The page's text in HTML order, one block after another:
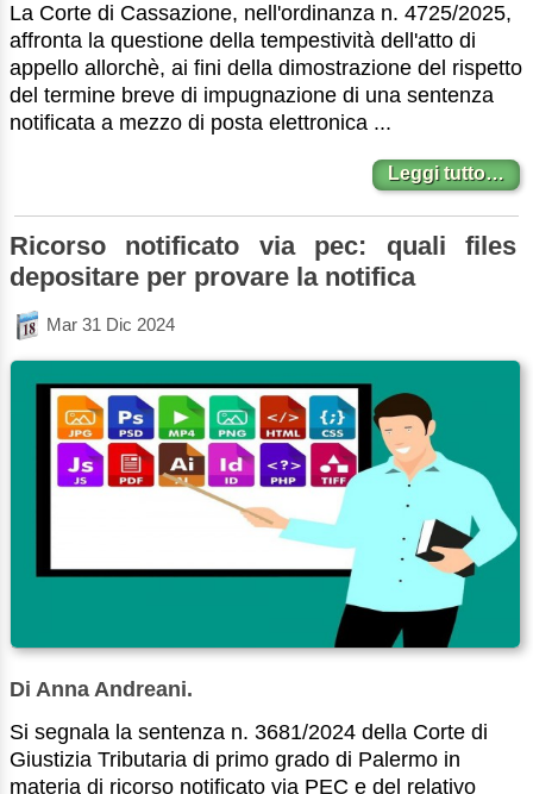
La Corte di Cassazione, nell'ordinanza n. 4725/2025,
affronta la questione della tempestività dell'atto di
appello allorchè, ai fini della dimostrazione del rispetto
del termine breve di impugnazione di una sentenza
notificata a mezzo di posta elettronica ...
Leggi tutto…
Ricorso notificato via pec: quali files
depositare per provare la notifica
Mar 31 Dic 2024
Di Anna Andreani.
Si segnala la sentenza n. 3681/2024 della Corte di
Giustizia Tributaria di primo grado di Palermo in
materia di ricorso notificato via PEC e del relativo